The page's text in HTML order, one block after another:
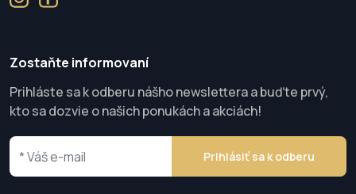
Zostaňte informovaní
Prihláste sa k odberu nášho newslettera a buďte prvý,
kto sa dozvie o našich ponukách a akciách!
Prihlásiť sa k odberu